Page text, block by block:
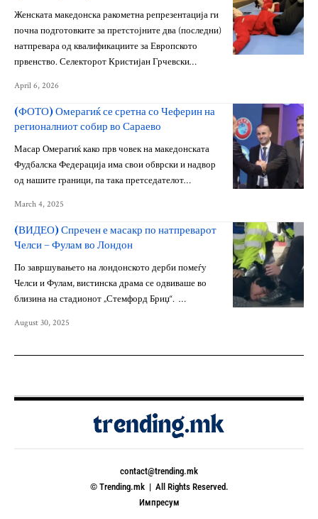
Женската македонска ракометна репрезентација ги
почна подготовките за претстојните два (последни)
натпревара од квалификациите за Европското
првенство. Селекторот Кристијан Грчевски…
April 6, 2026
(ФОТО) Омерагиќ се сретна со Чеферин на
регионалниот собир во Сараево
Масар Омерагиќ како прв човек на македонската
Фудбалска Федерација има свои обврски и надвор
од нашите граници, па така претседателот…
March 4, 2025
(ВИДЕО) Спречен е масакр по натпреварот
Челси – Фулам во Лондон
По завршувањето на лондонското дерби помеѓу
Челси и Фулам, вистинска драма се одвиваше во
близина на стадионот „Стемфорд Бриџ“. …
August 30, 2025
contact@trending.mk
© Trending.mk | All Rights Reserved.
Импресум